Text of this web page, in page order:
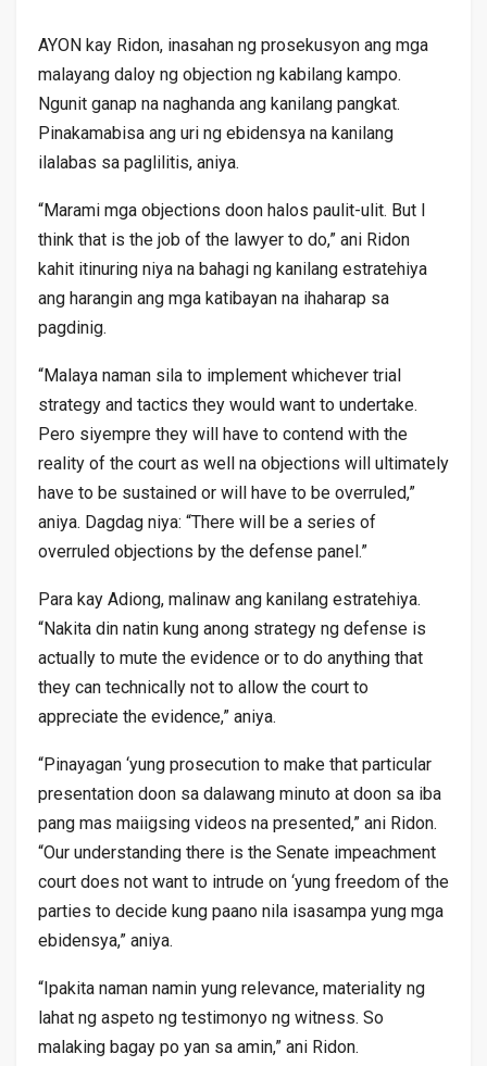
AYON kay Ridon, inasahan ng prosekusyon ang mga
malayang daloy ng objection ng kabilang kampo.
Ngunit ganap na naghanda ang kanilang pangkat.
Pinakamabisa ang uri ng ebidensya na kanilang
ilalabas sa paglilitis, aniya.
“Marami mga objections doon halos paulit-ulit. But I
think that is the job of the lawyer to do,” ani Ridon
kahit itinuring niya na bahagi ng kanilang estratehiya
ang harangin ang mga katibayan na ihaharap sa
pagdinig.
“Malaya naman sila to implement whichever trial
strategy and tactics they would want to undertake.
Pero siyempre they will have to contend with the
reality of the court as well na objections will ultimately
have to be sustained or will have to be overruled,”
aniya. Dagdag niya: “There will be a series of
overruled objections by the defense panel.”
Para kay Adiong, malinaw ang kanilang estratehiya.
“Nakita din natin kung anong strategy ng defense is
actually to mute the evidence or to do anything that
they can technically not to allow the court to
appreciate the evidence,” aniya.
“Pinayagan ‘yung prosecution to make that particular
presentation doon sa dalawang minuto at doon sa iba
pang mas maiigsing videos na presented,” ani Ridon.
“Our understanding there is the Senate impeachment
court does not want to intrude on ‘yung freedom of the
parties to decide kung paano nila isasampa yung mga
ebidensya,” aniya.
“Ipakita naman namin yung relevance, materiality ng
lahat ng aspeto ng testimonyo ng witness. So
malaking bagay po yan sa amin,” ani Ridon.